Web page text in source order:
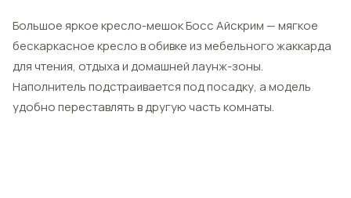
Большое яркое кресло-мешок Босс Айскрим — мягкое
бескаркасное кресло в обивке из мебельного жаккарда
для чтения, отдыха и домашней лаунж-зоны.
Наполнитель подстраивается под посадку, а модель
удобно переставлять в другую часть комнаты.